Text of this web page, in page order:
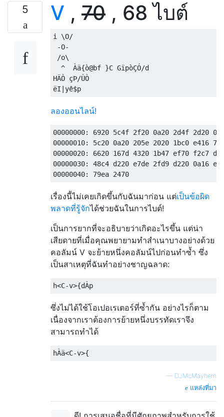
5 V , 70 , 68 ไบต์
i \O/
-O-
/o\
  ^  Àä{ò@bf }C GïpòÇÓ/d
HÄÒ çÞ/ÙÒ
ลองออนไลน์!
00000000: 6920 5c4f 2f20 0a20 2d4f
00000010: 5c20 0a20 205e 2020 1bc0
00000020: 6620 167d 4320 1b47 ef70
00000030: 48c4 d220 e7de 2fd9 d220
เรื่องนี้ไม่เคยเกิดขึ้นกับฉันมาก่อน แต่เป็นข้อผิด
พลาดที่รู้จักได้ช่วยฉันในการไบต์!
เป็นการยากที่จะอธิบายว่าเกิดอะไรขึ้น แต่น่า
เสียดายที่เมื่อคุณพยายามทำสำเนาบางอย่างด้วย
คอลัมน์ V จะย้ายหนึ่งคอลัมน์ไปก่อนทำซ้ำ ซึ่ง
เป็นสาเหตุที่ฉันทำอย่างชาญฉลาด:
ซึ่งไม่ได้ใช้โอเปอเรเตอร์ที่ซ้ำกัน อย่างไรก็ตาม
เนื่องจากเราต้องการย้ายหนึ่งบรรทัดเราจึง
สามารถทำได้
— DJMcMayhem
แหล่งที่มา